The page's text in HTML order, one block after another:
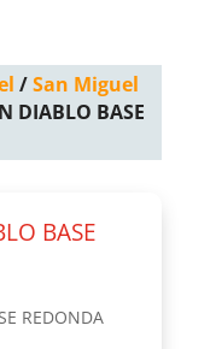
/San Miguel
DIABLO BASE
BASE
REDONDA